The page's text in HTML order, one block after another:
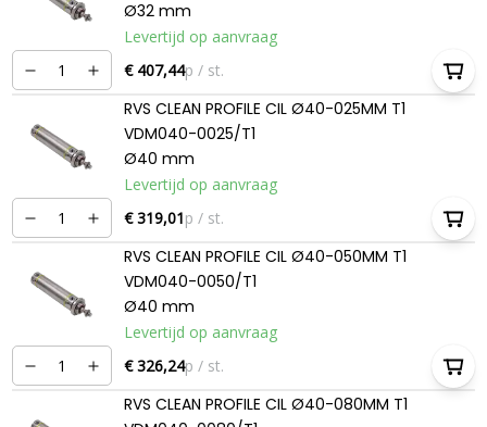
Ø32 mm
Levertijd op aanvraag
€ 407,44p / st.
RVS CLEAN PROFILE CIL Ø40-025MM T1
VDM040-0025/T1
Ø40 mm
Levertijd op aanvraag
€ 319,01p / st.
RVS CLEAN PROFILE CIL Ø40-050MM T1
VDM040-0050/T1
Ø40 mm
Levertijd op aanvraag
€ 326,24p / st.
RVS CLEAN PROFILE CIL Ø40-080MM T1